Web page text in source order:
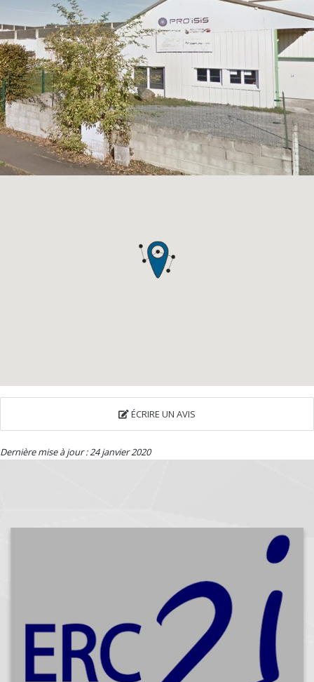
TMLS INFORMATIQUE
VILLENEUVE D'ASCQ (59650)